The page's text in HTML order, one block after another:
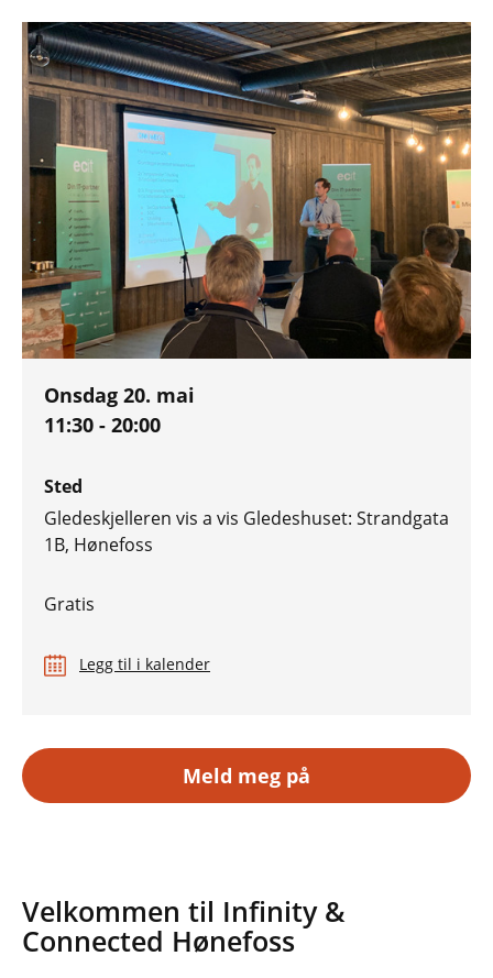
Velkommen til Infinity &
Connected Hønefoss
Onsdag 20. mai
11:30 - 20:00
Sted
Gledeskjelleren vis a vis Gledeshuset: Strandgata
1B, Hønefoss
Gratis
Legg til i kalender
Meld meg på